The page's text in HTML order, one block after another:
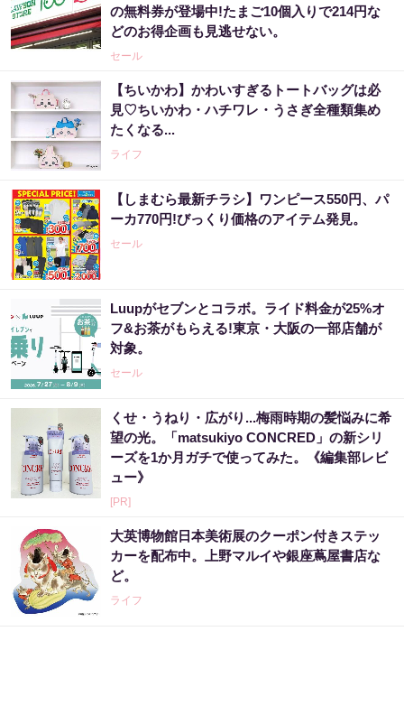
の無料券が登場中!たまご10個入りで214円な
どのお得企画も見逃せない。
セール
【ちいかわ】かわいすぎるトートバッグは必
見♡ちいかわ・ハチワレ・うさぎ全種類集め
たくなる...
ライフ
【しまむら最新チラシ】ワンピース550円、パ
ーカ770円!びっくり価格のアイテム発見。
セール
Luupがセブンとコラボ。ライド料金が25%オ
フ&お茶がもらえる!東京・大阪の一部店舗が
対象。
セール
くせ・うねり・広がり...梅雨時期の髪悩みに希
望の光。「matsukiyo CONCRED」の新シリ
ーズを1か月ガチで使ってみた。《編集部レビ
ュー》
[PR]
大英博物館日本美術展のクーポン付きステッ
カーを配布中。上野マルイや銀座蔦屋書店な
ど。
ライフ